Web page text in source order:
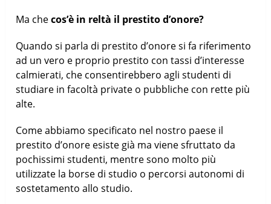
Ma checos’è in reltà il prestito d’onore?
Quando si parla di prestito d’onore si fa riferimento
ad un vero e proprio prestito con tassi d’interesse
calmierati, che consentirebbero agli studenti di
studiare in facoltà private o pubbliche con rette più
alte.
Come abbiamo specificato nel nostro paese il
prestito d’onore esiste già ma viene sfruttato da
pochissimi studenti, mentre sono molto più
utilizzate la borse di studio o percorsi autonomi di
sostetamento allo studio.